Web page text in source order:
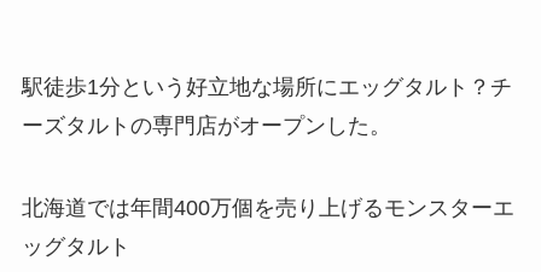
駅徒歩1分という好立地な場所にエッグタルト？チ
ーズタルトの専門店がオープンした。
北海道では年間400万個を売り上げるモンスターエ
ッグタルト